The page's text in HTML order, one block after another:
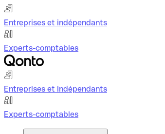
Entreprises et indépendants
Experts-comptables
Entreprises et indépendants
Experts-comptables